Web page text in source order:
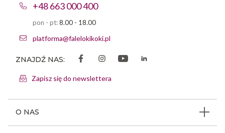
O NAS
+48 663 000 400
pon - pt:8.00 - 18.00
platforma@falelokikoki.pl
ZNAJDŹ NAS:
Zapisz się do newslettera